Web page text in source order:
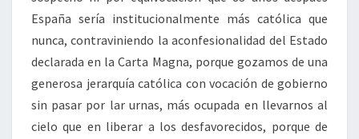
España sería institucionalmente más católica que
nunca, contraviniendo la aconfesionalidad del Estado
declarada en la Carta Magna, porque gozamos de una
generosa jerarquía católica con vocación de gobierno
sin pasar por lar urnas, más ocupada en llevarnos al
cielo que en liberar a los desfavorecidos, porque de